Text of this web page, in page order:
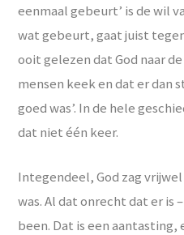
eenmaal gebeurt’ is de wil
wat gebeurt, gaat juist
ooit gelezen dat God naar
mensen keek en dat er dan
goed was’. In de hele
dat niet één keer.
Integendeel, God zag
was. Al dat onrecht dat er is
been. Dat is een aantasting,